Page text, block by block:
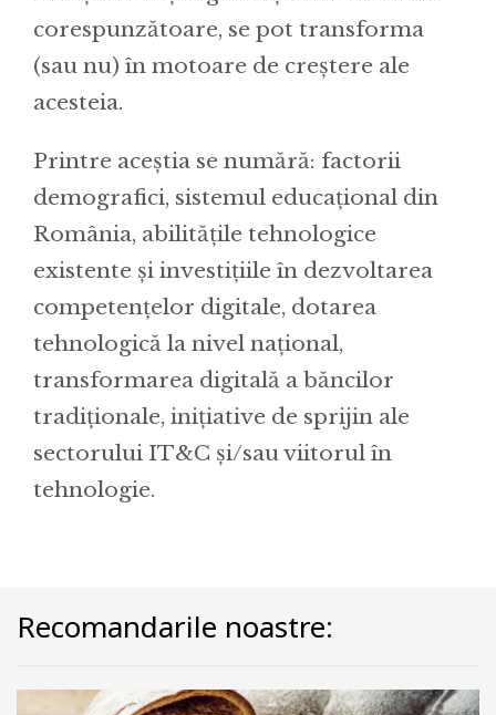
corespunzătoare, se pot transforma
(sau nu) în motoare de creștere ale
acesteia.
Printre aceștia se numără: factorii
demografici, sistemul educațional din
România, abilitățile tehnologice
existente și investițiile în dezvoltarea
competențelor digitale, dotarea
tehnologică la nivel național,
transformarea digitală a băncilor
tradiționale, inițiative de sprijin ale
sectorului IT&C și/sau viitorul în
tehnologie.
Recomandarile noastre: